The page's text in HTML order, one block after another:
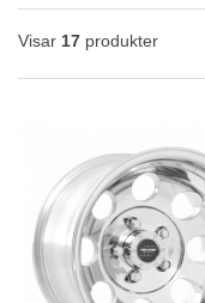
Visar 17 produkter